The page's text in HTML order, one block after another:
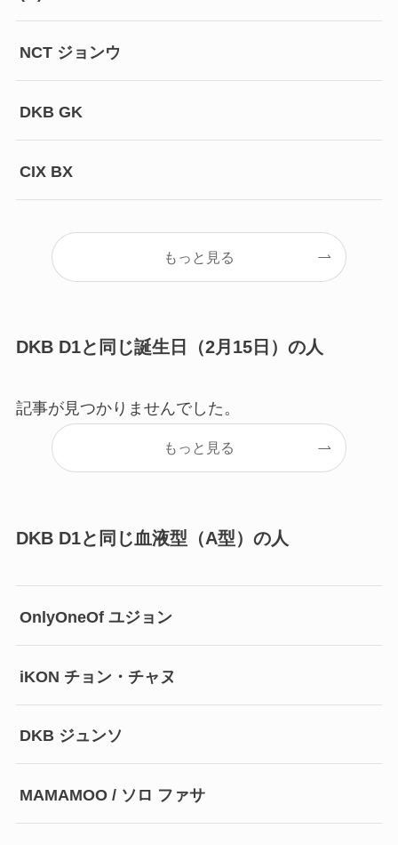
NCT ジョンウ
DKB GK
CIX BX
もっと見る
DKB D1と同じ誕生日（2月15日）の人
記事が見つかりませんでした。
もっと見る
DKB D1と同じ血液型（A型）の人
OnlyOneOf ユジョン
iKON チョン・チャヌ
DKB ジュンソ
MAMAMOO / ソロ ファサ